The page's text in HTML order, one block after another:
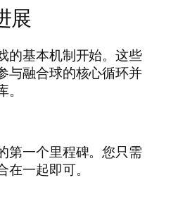
展
的基本机制开始。这些
与融合球的核心循环并
。
第一个里程碑。您只需
在一起即可。